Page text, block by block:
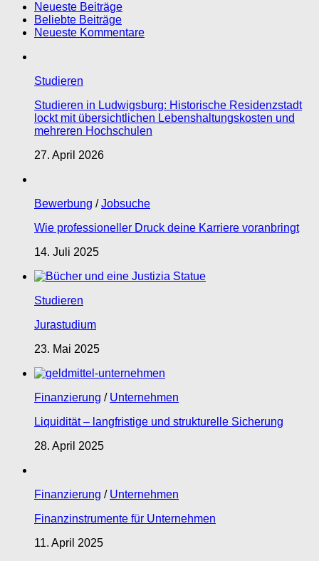
Neueste Beiträge
Beliebte Beiträge
Neueste Kommentare
Studieren
Studieren in Ludwigsburg: Historische Residenzstadt
lockt mit übersichtlichen Lebenshaltungskosten und
mehreren Hochschulen
27. April 2026
Bewerbung / Jobsuche
Wie professioneller Druck deine Karriere voranbringt
14. Juli 2025
Studieren
Jurastudium
23. Mai 2025
Finanzierung / Unternehmen
Liquidität – langfristige und strukturelle Sicherung
28. April 2025
Finanzierung / Unternehmen
Finanzinstrumente für Unternehmen
11. April 2025